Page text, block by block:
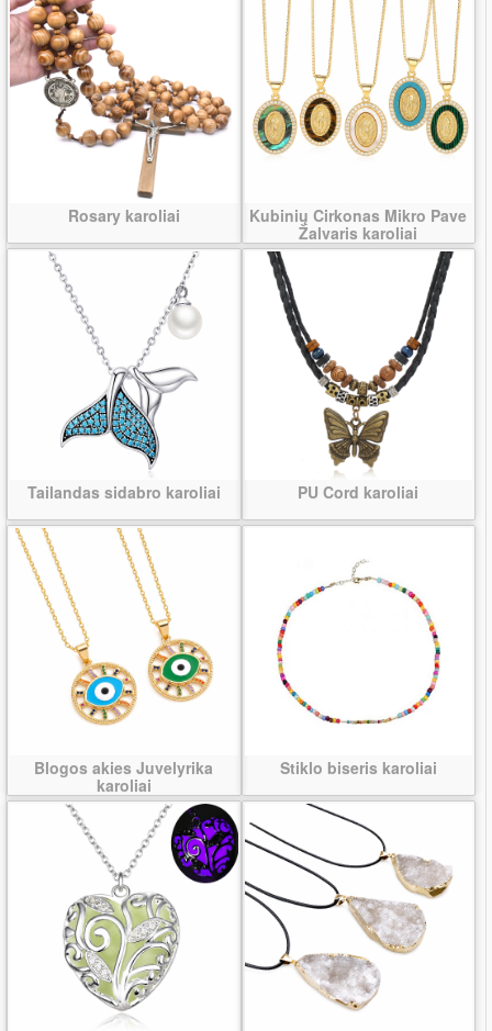
Rosary karoliai
Kubinių Cirkonas Mikro Pave
Žalvaris karoliai
Tailandas sidabro karoliai PU Cord karoliai
Blogos akies Juvelyrika
karoliai
Stiklo biseris karoliai